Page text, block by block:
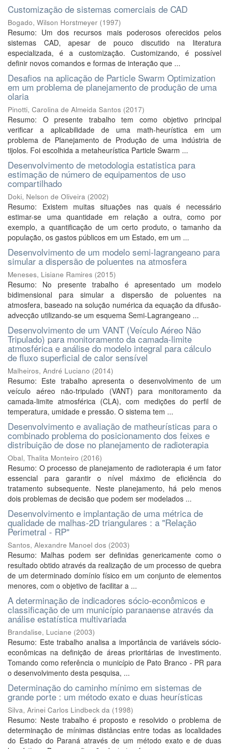
Customização de sistemas comerciais de CAD
Bogado, Wilson Horstmeyer (1997)
Resumo: Um dos recursos mais poderosos oferecidos pelos
sistemas CAD, apesar de pouco discutido na literatura
especializada, é a customização. Customizando, é possível
definir novos comandos e formas de interação que ...
Desafios na aplicação de Particle Swarm Optimization
em um problema de planejamento de produção de uma
olaria
Pinotti, Carolina de Almeida Santos (2017)
Resumo: O presente trabalho tem como objetivo principal
verificar a aplicabilidade de uma math-heurística em um
problema de Planejamento de Produção de uma indústria de
tijolos. Foi escolhida a metaheurística Particle Swarm ...
Desenvolvimento de metodologia estatistica para
estimação de número de equipamentos de uso
compartilhado
Doki, Nelson de Oliveira (2002)
Resumo: Existem muitas situações nas quais é necessário
estimar-se uma quantidade em relação a outra, como por
exemplo, a quantificação de um certo produto, o tamanho da
população, os gastos públicos em um Estado, em um ...
Desenvolvimento de um modelo semi-lagrangeano para
simular a dispersão de poluentes na atmosfera
Meneses, Lisiane Ramires (2015)
Resumo: No presente trabalho é apresentado um modelo
bidimensional para simular a dispersão de poluentes na
atmosfera, baseado na solução numérica da equação da difusão-
advecção utilizando-se um esquema Semi-Lagrangeano ...
Desenvolvimento de um VANT (Veículo Aéreo Não
Tripulado) para monitoramento da camada-limite
atmosférica e análise do modelo integral para cálculo
de fluxo superficial de calor sensível
Malheiros, André Luciano (2014)
Resumo: Este trabalho apresenta o desenvolvimento de um
veículo aéreo não-tripulado (VANT) para monitoramento da
camada-limite atmosférica (CLA), com medições do perfil de
temperatura, umidade e pressão. O sistema tem ...
Desenvolvimento e avaliação de matheurísticas para o
combinado problema do posicionamento dos feixes e
distribuição de dose no planejamento de radioterapia
Obal, Thalita Monteiro (2016)
Resumo: O processo de planejamento de radioterapia é um fator
essencial para garantir o nível máximo de eficiência do
tratamento subsequente. Neste planejamento, há pelo menos
dois problemas de decisão que podem ser modelados ...
Desenvolvimento e implantação de uma métrica de
qualidade de malhas-2D triangulares : a "Relação
Perimetral - RP"
Santos, Alexandre Manoel dos (2003)
Resumo: Malhas podem ser definidas genericamente como o
resultado obtido através da realização de um processo de quebra
de um determinado domínio físico em um conjunto de elementos
menores, com o objetivo de facilitar a ...
A determinação de indicadores sócio-econômicos e
classificação de um município paranaense através da
análise estatística multivariada
Brandalise, Luciane (2003)
Resumo: Este trabalho analisa a importância de variáveis sócio-
econômicas na definição de áreas prioritárias de investimento.
Tomando como referência o município de Pato Branco - PR para
o desenvolvimento desta pesquisa, ...
Determinação do caminho mínimo em sistemas de
grande porte : um método exato e duas heurísticas
Silva, Arinei Carlos Lindbeck da (1998)
Resumo: Neste trabalho é proposto e resolvido o problema de
determinação de mínimas distâncias entre todas as localidades
do Estado do Paraná através de um método exato e de duas